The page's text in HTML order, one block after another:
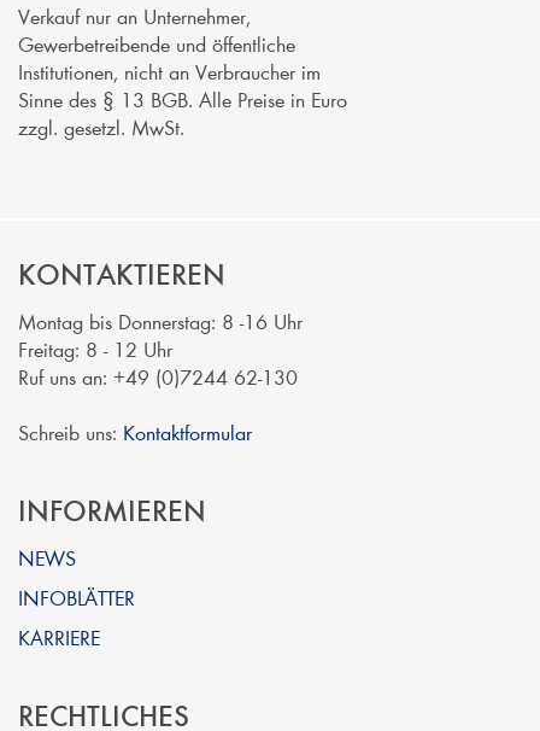
Verkauf nur an Unternehmer,
Gewerbetreibende und öffentliche
Institutionen, nicht an Verbraucher im
Sinne des § 13 BGB. Alle Preise in Euro
zzgl. gesetzl. MwSt.
KONTAKTIEREN
Montag bis Donnerstag: 8 -16 Uhr
Freitag: 8 - 12 Uhr
Ruf uns an: +49 (0)7244 62-130
Schreib uns: Kontaktformular
INFORMIEREN
NEWS
INFOBLÄTTER
KARRIERE
RECHTLICHES